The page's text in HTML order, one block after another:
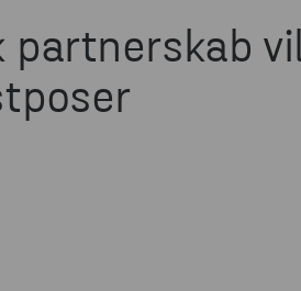
partnerskab